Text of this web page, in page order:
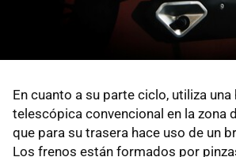
En cuanto a su parte ciclo, utiliza una
telescópica convencional en la zona
que para su trasera hace uso de un
Los frenos están formados por